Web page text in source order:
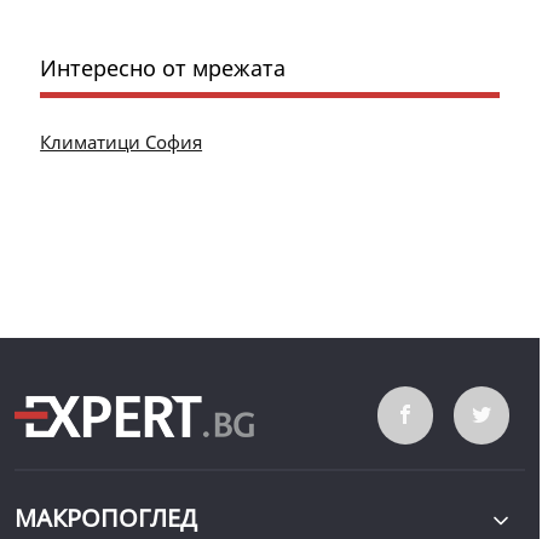
Интересно от мрежата
Климатици София
МАКРОПОГЛЕД